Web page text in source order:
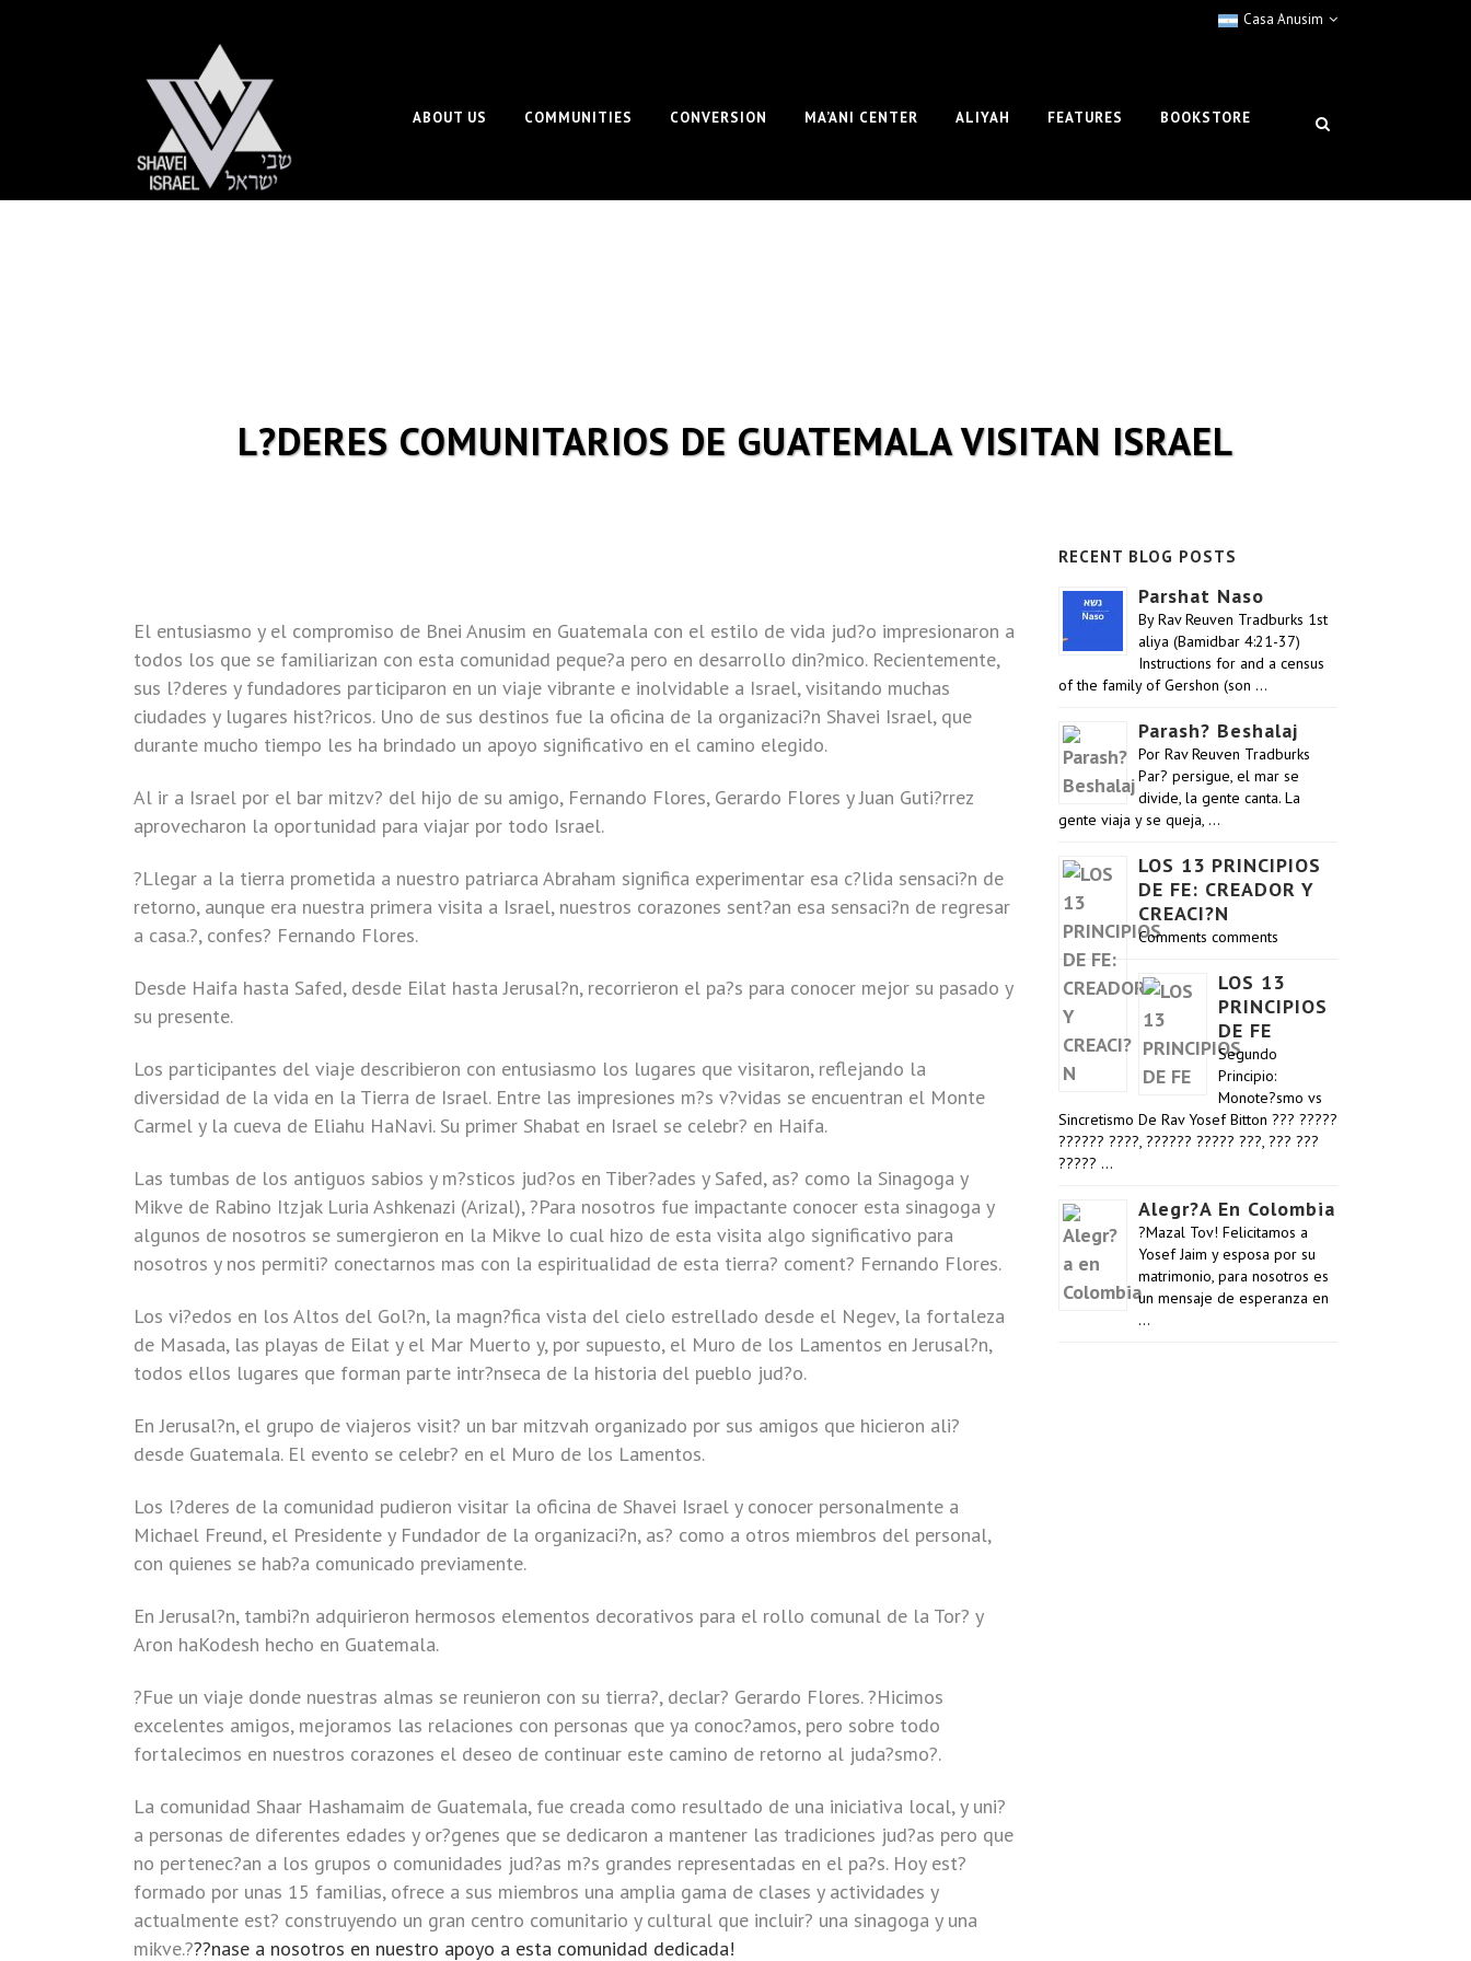
Casa Anusim
ABOUT US COMMUNITIES CONVERSION MA’ANI CENTER ALIYAH FEATURES BOOKSTORE
L?DERES COMUNITARIOS DE GUATEMALA VISITAN ISRAEL
El entusiasmo y el compromiso de Bnei Anusim en Guatemala con el estilo de vida jud?o impresionaron a
todos los que se familiarizan con esta comunidad peque?a pero en desarrollo din?mico. Recientemente,
sus l?deres y fundadores participaron en un viaje vibrante e inolvidable a Israel, visitando muchas
ciudades y lugares hist?ricos. Uno de sus destinos fue la oficina de la organizaci?n Shavei Israel, que
durante mucho tiempo les ha brindado un apoyo significativo en el camino elegido.
Al ir a Israel por el bar mitzv? del hijo de su amigo, Fernando Flores, Gerardo Flores y Juan Guti?rrez
aprovecharon la oportunidad para viajar por todo Israel.
?Llegar a la tierra prometida a nuestro patriarca Abraham significa experimentar esa c?lida sensaci?n de
retorno, aunque era nuestra primera visita a Israel, nuestros corazones sent?an esa sensaci?n de regresar
a casa.?, confes? Fernando Flores.
Desde Haifa hasta Safed, desde Eilat hasta Jerusal?n, recorrieron el pa?s para conocer mejor su pasado y
su presente.
Los participantes del viaje describieron con entusiasmo los lugares que visitaron, reflejando la
diversidad de la vida en la Tierra de Israel. Entre las impresiones m?s v?vidas se encuentran el Monte
Carmel y la cueva de Eliahu HaNavi. Su primer Shabat en Israel se celebr? en Haifa.
Las tumbas de los antiguos sabios y m?sticos jud?os en Tiber?ades y Safed, as? como la Sinagoga y
Mikve de Rabino Itzjak Luria Ashkenazi (Arizal), ?Para nosotros fue impactante conocer esta sinagoga y
algunos de nosotros se sumergieron en la Mikve lo cual hizo de esta visita algo significativo para
nosotros y nos permiti? conectarnos mas con la espiritualidad de esta tierra? coment? Fernando Flores.
Los vi?edos en los Altos del Gol?n, la magn?fica vista del cielo estrellado desde el Negev, la fortaleza
de Masada, las playas de Eilat y el Mar Muerto y, por supuesto, el Muro de los Lamentos en Jerusal?n,
todos ellos lugares que forman parte intr?nseca de la historia del pueblo jud?o.
En Jerusal?n, el grupo de viajeros visit? un bar mitzvah organizado por sus amigos que hicieron ali?
desde Guatemala. El evento se celebr? en el Muro de los Lamentos.
Los l?deres de la comunidad pudieron visitar la oficina de Shavei Israel y conocer personalmente a
Michael Freund, el Presidente y Fundador de la organizaci?n, as? como a otros miembros del personal,
con quienes se hab?a comunicado previamente.
En Jerusal?n, tambi?n adquirieron hermosos elementos decorativos para el rollo comunal de la Tor? y
Aron haKodesh hecho en Guatemala.
?Fue un viaje donde nuestras almas se reunieron con su tierra?, declar? Gerardo Flores. ?Hicimos
excelentes amigos, mejoramos las relaciones con personas que ya conoc?amos, pero sobre todo
fortalecimos en nuestros corazones el deseo de continuar este camino de retorno al juda?smo?.
La comunidad Shaar Hashamaim de Guatemala, fue creada como resultado de una iniciativa local, y uni?
a personas de diferentes edades y or?genes que se dedicaron a mantener las tradiciones jud?as pero que
no pertenec?an a los grupos o comunidades jud?as m?s grandes representadas en el pa?s. Hoy est?
formado por unas 15 familias, ofrece a sus miembros una amplia gama de clases y actividades y
actualmente est? construyendo un gran centro comunitario y cultural que incluir? una sinagoga y una
mikve.???nase a nosotros en nuestro apoyo a esta comunidad dedicada!
RECENT BLOG POSTS
Parshat Naso
By Rav Reuven Tradburks 1st
aliya (Bamidbar 4:21-37)
Instructions for and a census
of the family of Gershon (son …
Parash? Beshalaj
Por Rav Reuven Tradburks
Par? persigue, el mar se
divide, la gente canta. La
gente viaja y se queja, …
LOS 13 PRINCIPIOS
DE FE: CREADOR Y
CREACI?N
Comments comments
LOS 13
PRINCIPIOS
DE FE
Segundo
Principio:
Monote?smo vs
Sincretismo De Rav Yosef Bitton ??? ?????
?????? ????, ?????? ????? ???, ??? ???
????? …
Alegr?a En Colombia
?Mazal Tov! Felicitamos a
Yosef Jaim y esposa por su
matrimonio, para nosotros es
un mensaje de esperanza en
…